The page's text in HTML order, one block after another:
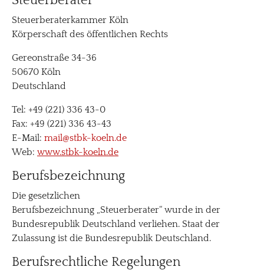
Steuerberaterkammer Köln
Körperschaft des öffentlichen Rechts
Gereonstraße 34-36
50670 Köln
Deutschland
Tel: +49 (221) 336 43-0
Fax: +49 (221) 336 43-43
E-Mail: mail@stbk-koeln.de
Web: www.stbk-koeln.de
Berufsbezeichnung
Die gesetzlichen
Berufsbezeichnung „Steuerberater“ wurde in der
Bundesrepublik Deutschland verliehen. Staat der
Zulassung ist die Bundesrepublik Deutschland.
Berufsrechtliche Regelungen